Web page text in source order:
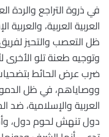
في ذروة التراجع والردة
العربية العربية،
ظل التعصب والتحيز
وتوجيه طعنة تلو الأخرى
ضرب عرض الحائط
ووصاياهم، في ظل
العربية والإسلامية،
دول تنهش لحوم دول،